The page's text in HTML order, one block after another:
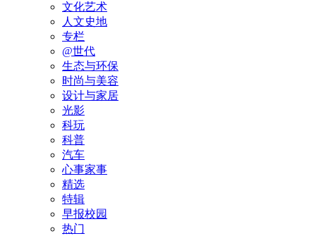
文化艺术
人文史地
专栏
@世代
生态与环保
时尚与美容
设计与家居
光影
科玩
科普
汽车
心事家事
精选
特辑
早报校园
热门